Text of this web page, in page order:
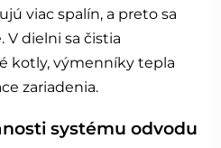
viac spalín, a preto sa
V dielni sa čistia
kotly, výmenníky tepla
zariadenia.
systému odvodu